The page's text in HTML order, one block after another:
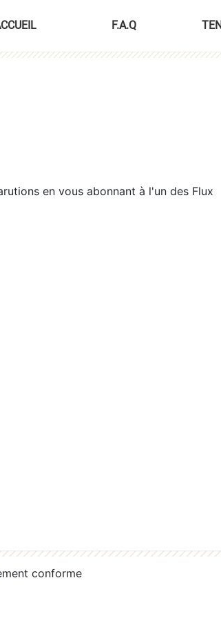
F.A.Q
en vous abonnant à l'un des Flux
conforme